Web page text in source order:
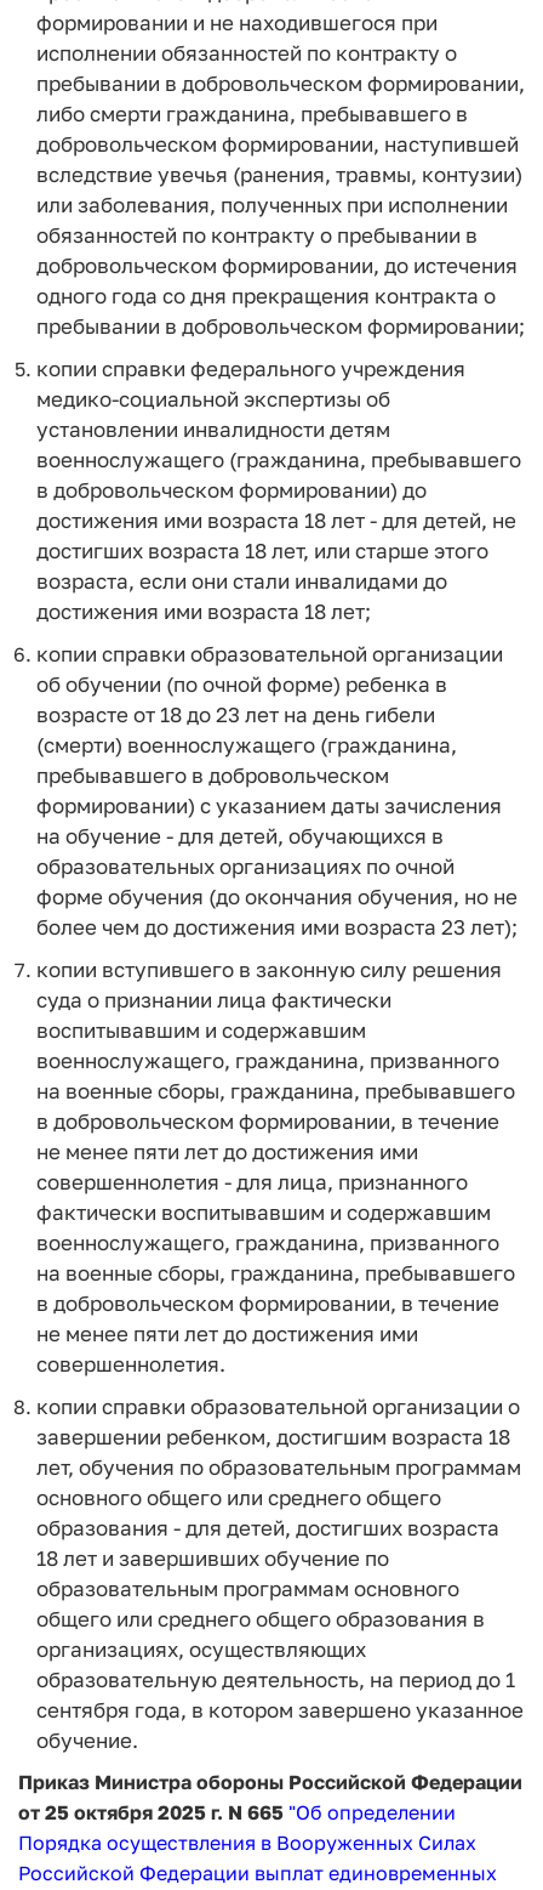
формировании и не находившегося при
исполнении обязанностей по контракту о
пребывании в добровольческом формировании,
либо смерти гражданина, пребывавшего в
добровольческом формировании, наступившей
вследствие увечья (ранения, травмы, контузии)
или заболевания, полученных при исполнении
обязанностей по контракту о пребывании в
добровольческом формировании, до истечения
одного года со дня прекращения контракта о
пребывании в добровольческом формировании;
копии справки федерального учреждения
медико-социальной экспертизы об
установлении инвалидности детям
военнослужащего (гражданина, пребывавшего
в добровольческом формировании) до
достижения ими возраста 18 лет - для детей, не
достигших возраста 18 лет, или старше этого
возраста, если они стали инвалидами до
достижения ими возраста 18 лет;
копии справки образовательной организации
об обучении (по очной форме) ребенка в
возрасте от 18 до 23 лет на день гибели
(смерти) военнослужащего (гражданина,
пребывавшего в добровольческом
формировании) с указанием даты зачисления
на обучение - для детей, обучающихся в
образовательных организациях по очной
форме обучения (до окончания обучения, но не
более чем до достижения ими возраста 23 лет);
копии вступившего в законную силу решения
суда о признании лица фактически
воспитывавшим и содержавшим
военнослужащего, гражданина, призванного
на военные сборы, гражданина, пребывавшего
в добровольческом формировании, в течение
не менее пяти лет до достижения ими
совершеннолетия - для лица, признанного
фактически воспитывавшим и содержавшим
военнослужащего, гражданина, призванного
на военные сборы, гражданина, пребывавшего
в добровольческом формировании, в течение
не менее пяти лет до достижения ими
совершеннолетия.
копии справки образовательной организации о
завершении ребенком, достигшим возраста 18
лет, обучения по образовательным программам
основного общего или среднего общего
образования - для детей, достигших возраста
18 лет и завершивших обучение по
образовательным программам основного
общего или среднего общего образования в
организациях, осуществляющих
образовательную деятельность, на период до 1
сентября года, в котором завершено указанное
обучение.
Приказ Министра обороны Российской Федерации
от 25 октября 2025 г. N 665 "Об определении
Порядка осуществления в Вооруженных Силах
Российской Федерации выплат единовременных